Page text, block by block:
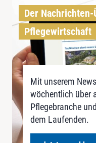
Der
Pflegewirtschaft
Mit unserem
wöchentlich über
Pflegebranche
dem Laufenden.